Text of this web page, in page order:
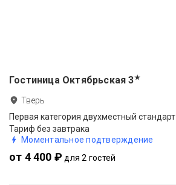
Гостиница Октябрьская 3★
Тверь
Первая категория двухместный стандарт
Тариф без завтрака
Моментальное подтверждение
от 4 400 ₽ для 2 гостей